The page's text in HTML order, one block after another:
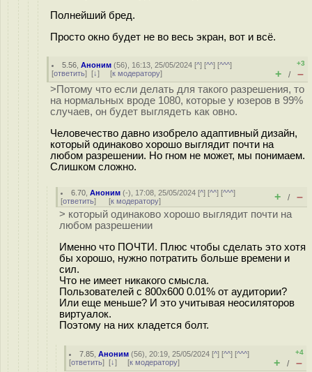
Полнейший бред.
Просто окно будет не во весь экран, вот и всё.
5.56 ,Аноним (56), 16:13, 25/05/2024 [^] [^^] [^^^]
[ответить] [↓] [к модератору]
+3
+ / –
>Потому что если делать для такого разрешения, то
на нормальных вроде 1080, которые у юзеров в 99%
случаев, он будет выглядеть как овно.
Человечество давно изобрело адаптивный дизайн,
который одинаково хорошо выглядит почти на
любом разрешении. Но гном не может, мы понимаем.
Слишком сложно.
6.70 ,Аноним (-), 17:08, 25/05/2024 [^] [^^] [^^^]
[ответить] [к модератору] + / –
> который одинаково хорошо выглядит почти на
любом разрешении
Именно что ПОЧТИ. Плюс чтобы сделать это хотя
бы хорошо, нужно потратить больше времени и
сил.
Что не имеет никакого смысла.
Пользователей с 800х600 0.01% от аудитории?
Или еще меньше? И это учитывая неосиляторов
виртуалок.
Поэтому на них кладется болт.
7.85 ,Аноним (56), 20:19, 25/05/2024 [^] [^^] [^^^]
[ответить] [↓] [к модератору]
+4
+ / –